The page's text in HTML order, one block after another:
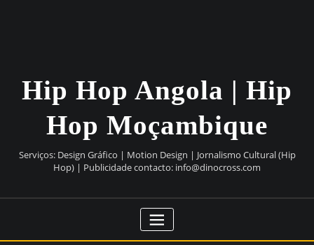
Hip Hop Angola | Hip
Hop Moçambique
Serviços: Design Gráfico | Motion Design | Jornalismo Cultural (Hip
Hop) | Publicidade contacto: info@dinocross.com